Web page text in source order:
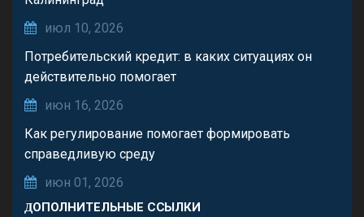
июл 10, 2026
Потребительский кредит: в каких ситуациях он
действительно помогает
июн 16, 2026
Как регулирование помогает формировать
справедливую среду
июн 01, 2026
ДОПОЛНИТЕЛЬНЫЕ ССЫЛКИ